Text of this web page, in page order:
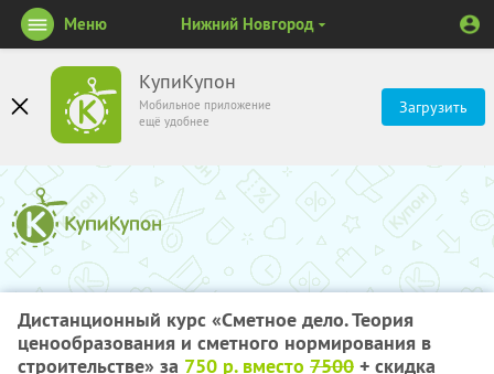
КупиКупон
Мобильное приложение
ещё удобнее
Загрузить
Меню Нижний Новгород
Дистанционный курс «Сметное дело. Теория
ценообразования и сметного нормирования в
строительстве» за 750 р. вместо 7500 + скидка